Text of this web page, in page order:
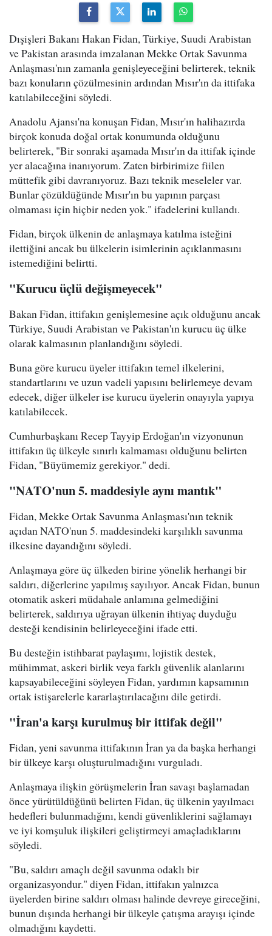
Dışişleri Bakanı Hakan Fidan, Türkiye, Suudi Arabistan
ve Pakistan arasında imzalanan Mekke Ortak Savunma
Anlaşması'nın zamanla genişleyeceğini belirterek, teknik
bazı konuların çözülmesinin ardından Mısır'ın da ittifaka
katılabileceğini söyledi.
Anadolu Ajansı'na konuşan Fidan, Mısır'ın halihazırda
birçok konuda doğal ortak konumunda olduğunu
belirterek, "Bir sonraki aşamada Mısır'ın da ittifak içinde
yer alacağına inanıyorum. Zaten birbirimize fiilen
müttefik gibi davranıyoruz. Bazı teknik meseleler var.
Bunlar çözüldüğünde Mısır'ın bu yapının parçası
olmaması için hiçbir neden yok." ifadelerini kullandı.
Fidan, birçok ülkenin de anlaşmaya katılma isteğini
ilettiğini ancak bu ülkelerin isimlerinin açıklanmasını
istemediğini belirtti.
"Kurucu üçlü değişmeyecek"
Bakan Fidan, ittifakın genişlemesine açık olduğunu ancak
Türkiye, Suudi Arabistan ve Pakistan'ın kurucu üç ülke
olarak kalmasının planlandığını söyledi.
Buna göre kurucu üyeler ittifakın temel ilkelerini,
standartlarını ve uzun vadeli yapısını belirlemeye devam
edecek, diğer ülkeler ise kurucu üyelerin onayıyla yapıya
katılabilecek.
Cumhurbaşkanı Recep Tayyip Erdoğan'ın vizyonunun
ittifakın üç ülkeyle sınırlı kalmaması olduğunu belirten
Fidan, "Büyümemiz gerekiyor." dedi.
"NATO'nun 5. maddesiyle aynı mantık"
Fidan, Mekke Ortak Savunma Anlaşması'nın teknik
açıdan NATO'nun 5. maddesindeki karşılıklı savunma
ilkesine dayandığını söyledi.
Anlaşmaya göre üç ülkeden birine yönelik herhangi bir
saldırı, diğerlerine yapılmış sayılıyor. Ancak Fidan, bunun
otomatik askeri müdahale anlamına gelmediğini
belirterek, saldırıya uğrayan ülkenin ihtiyaç duyduğu
desteği kendisinin belirleyeceğini ifade etti.
Bu desteğin istihbarat paylaşımı, lojistik destek,
mühimmat, askeri birlik veya farklı güvenlik alanlarını
kapsayabileceğini söyleyen Fidan, yardımın kapsamının
ortak istişarelerle kararlaştırılacağını dile getirdi.
"İran'a karşı kurulmuş bir ittifak değil"
Fidan, yeni savunma ittifakının İran ya da başka herhangi
bir ülkeye karşı oluşturulmadığını vurguladı.
Anlaşmaya ilişkin görüşmelerin İran savaşı başlamadan
önce yürütüldüğünü belirten Fidan, üç ülkenin yayılmacı
hedefleri bulunmadığını, kendi güvenliklerini sağlamayı
ve iyi komşuluk ilişkileri geliştirmeyi amaçladıklarını
söyledi.
"Bu, saldırı amaçlı değil savunma odaklı bir
organizasyondur." diyen Fidan, ittifakın yalnızca
üyelerden birine saldırı olması halinde devreye gireceğini,
bunun dışında herhangi bir ülkeyle çatışma arayışı içinde
olmadığını kaydetti.